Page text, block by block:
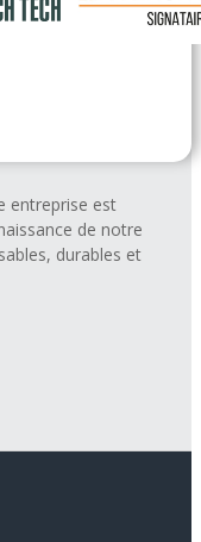
entreprise est
de notre
durables et